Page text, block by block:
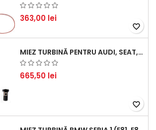
363,00 lei
favorite_border
MIEZ TURBINĂ PENTRU AUDI, SEAT, SKODA ȘI VOLKSWAGEN - MOTORIZĂRI 2.0 TDI 103KW 140CP
665,50 lei
favorite_border